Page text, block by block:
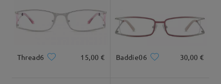
Geliefert
Thread6 15,00 € Baddie06 30,00 €